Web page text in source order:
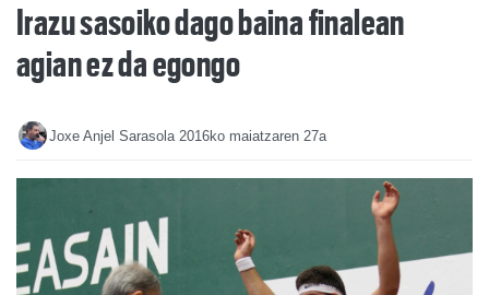
Irazu sasoiko dago baina finalean
agian ez da egongo
Joxe Anjel Sarasola 2016ko maiatzaren 27a